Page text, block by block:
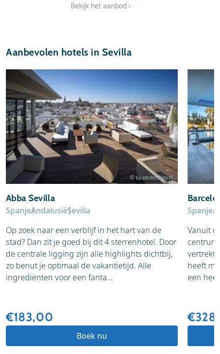
Bekijk het aanbod ›
Aanbevolen hotels in Sevilla
© tui-stedentrips.nl
Abba Sevilla
SpanjeAndalusiëSevilla
Op zoek naar een verblijf in het hart van de
stad? Dan zit je goed bij dit 4 sterrenhotel. Door
de centrale ligging zijn alle highlights dichtbij,
zo benut je optimaal de vakantietijd. Alle
ingrediënten voor een fanta...
€183,00
Boek nu
Spanje
Vanuit
vertrekt.
heeft
een